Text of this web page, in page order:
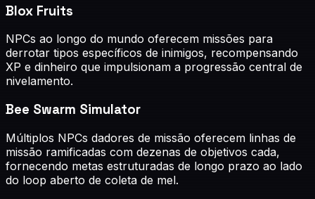
Blox Fruits
NPCs ao longo do mundo oferecem missões para
derrotar tipos específicos de inimigos, recompensando
XP e dinheiro que impulsionam a progressão central de
nivelamento.
Bee Swarm Simulator
Múltiplos NPCs dadores de missão oferecem linhas de
missão ramificadas com dezenas de objetivos cada,
fornecendo metas estruturadas de longo prazo ao lado
do loop aberto de coleta de mel.